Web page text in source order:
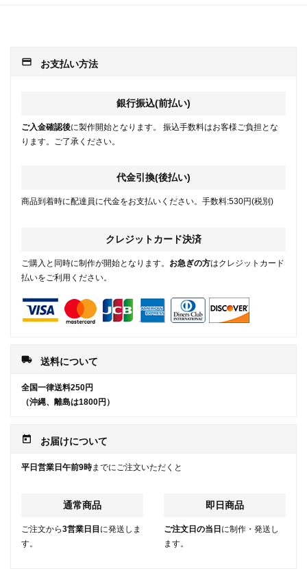
payment お支払い方法
銀行振込(前払い)
ご入金確認後に製作開始となります。 振込手数料はお客様ご負担とな
ります。ご了承ください。
代金引換(後払い)
商品到着時に配達員に代金をお支払いください。手数料:530円(税別)
クレジットカード決済
ご購入と同時に制作が開始となります。 お急ぎの方はクレジットカード
払いをご利用ください。
local_shipping 送料について
全国一律送料250円
（沖縄、離島は1800円）
today お届けについて
平日営業日午前9時までにご注文いただくと
通常商品
ご注文から3営業日目 に発送しま
す。
即日商品
ご注文日の当日 に制作・発送し
ます。